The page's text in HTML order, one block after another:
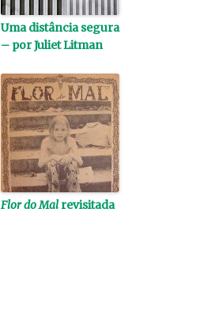
Uma distância segura
– por Juliet Litman
Flor do Malrevisitada